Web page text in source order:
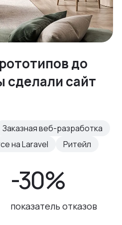
до
сделали сайт
Заказная веб-разработка
на Laravel
Ритейл
-30%
показатель отказов